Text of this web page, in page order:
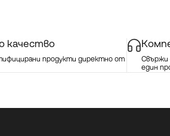
качество
продукти директно от
Свържи
един